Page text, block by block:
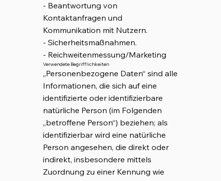
- Beantwortung von
Kontaktanfragen und
Kommunikation mit Nutzern.
- Sicherheitsmaßnahmen.
- Reichweitenmessung/Marketing
Verwendete Begrifflichkeiten
„Personenbezogene Daten“ sind alle
Informationen, die sich auf eine
identifizierte oder identifizierbare
natürliche Person (im Folgenden
„betroffene Person“) beziehen; als
identifizierbar wird eine natürliche
Person angesehen, die direkt oder
indirekt, insbesondere mittels
Zuordnung zu einer Kennung wie